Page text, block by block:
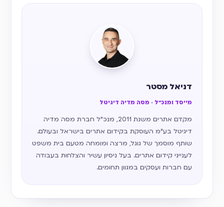
דניאל מסטר
מייסד ומנכ״ל · מסה מדיה דיגיטל
מקדם אתרים משנת 2011, מנכ״ל חברת מסה מדיה
דיגיטל בע״מ העוסקת בקידום אתרים בישראל ובעולם.
שותף מוסמך של גוגל, מרצה ומומחה מטעם בית משפט
לענייני קידום אתרים. בעל ניסיון עשיר והצלחות בעבודה
עם חברות ועסקים במגוון תחומים.